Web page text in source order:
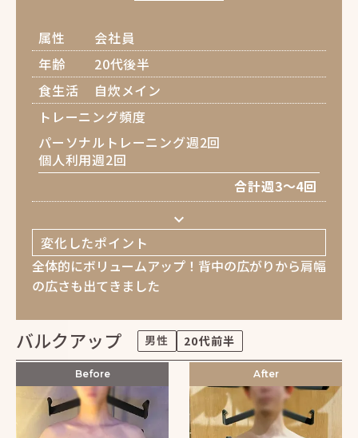
属性
会社員
年齢
20代後半
食生活
自炊メイン
トレーニング頻度
パーソナルトレーニング週2回
個人利用週2回
合計週3〜4回
keyboard_arrow_down
変化したポイント
全体的にボリュームアップ！背中の広がりから肩幅
の広さも出てきました
バルクアップ 男性 20代前半
Before After